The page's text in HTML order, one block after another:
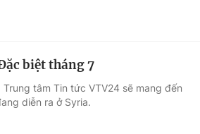
biệt tháng 7
tâm Tin tức VTV24 sẽ mang đến
diễn ra ở Syria.